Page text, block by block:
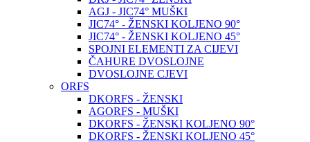
AGJ - JIC74° MUŠKI
JIC74° - ŽENSKI KOLJENO 90°
JIC74° - ŽENSKI KOLJENO 45°
SPOJNI ELEMENTI ZA CIJEVI
ČAHURE DVOSLOJNE
DVOSLOJNE CJEVI
ORFS
DKORFS - ŽENSKI
AGORFS - MUŠKI
DKORFS - ŽENSKI KOLJENO 90°
DKORFS - ŽENSKI KOLJENO 45°